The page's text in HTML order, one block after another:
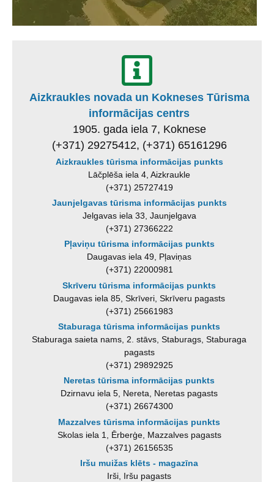
Aizkraukles novada un Kokneses Tūrisma
informācijas centrs
1905. gada iela 7, Koknese
(+371) 29275412, (+371) 65161296
Aizkraukles tūrisma informācijas punkts
Lāčplēša iela 4, Aizkraukle
(+371) 25727419
Jaunjelgavas tūrisma informācijas punkts
Jelgavas iela 33, Jaunjelgava
(+371) 27366222
Pļaviņu tūrisma informācijas punkts
Daugavas iela 49, Pļaviņas
(+371) 22000981
Skrīveru tūrisma informācijas punkts
Daugavas iela 85, Skrīveri, Skrīveru pagasts
(+371) 25661983
Staburaga tūrisma informācijas punkts
Staburaga saieta nams, 2. stāvs, Staburags, Staburaga
pagasts
(+371) 29892925
Neretas tūrisma informācijas punkts
Dzirnavu iela 5, Nereta, Neretas pagasts
(+371) 26674300
Mazzalves tūrisma informācijas punkts
Skolas iela 1, Ērberģe, Mazzalves pagasts
(+371) 26156535
Iršu muižas klēts - magazīna
Irši, Iršu pagasts